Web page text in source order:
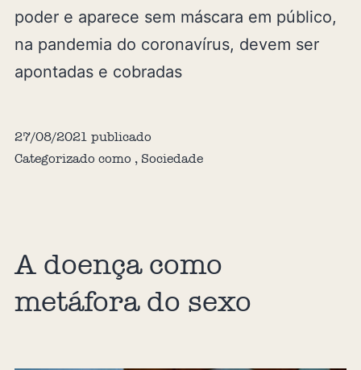
poder e aparece sem máscara em público,
na pandemia do coronavírus, devem ser
apontadas e cobradas
27/08/2021 publicado
Categorizado como , Sociedade
A doença como
metáfora do sexo